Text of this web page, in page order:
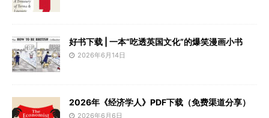
好书下载 | 一本“吃透英国文化”的爆笑漫画小书
2026年6月14日
2026年《经济学人》PDF下载（免费渠道分享）
2026年6月6日